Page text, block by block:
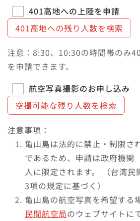
401高地への上陸を申請
401高地への残り人数を検索
注意：8:30、10:30の時間帯のみ
を申請できます。
航空写真撮影のお申し込み
空撮可能な残り人数を検索
注意事項：
亀山島は法的に禁止・制限さ
であるため、申請は政府機関
人に限定されます。 （台湾
3項の規定に基づく）
亀山島の航空写真を希望する
民間航空局のウェブサイトに